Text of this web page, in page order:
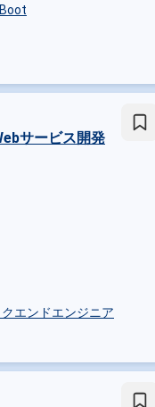
サービス開発
エンドエンジニア